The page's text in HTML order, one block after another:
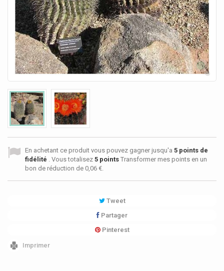
En achetant ce produit vous pouvez gagner jusqu'a 5 points de
fidélité . Vous totalisez 5 points Transformer mes points en un
bon de réduction de 0,06 €.
Tweet
Partager
Pinterest
Imprimer